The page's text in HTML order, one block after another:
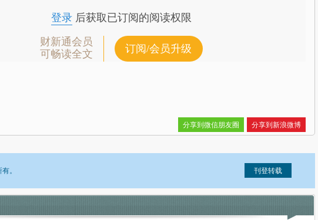
登录后获取已订阅的阅读权限
财新通会员
可畅读全文
订阅/会员升级
分享到新浪微博
分享到微信朋友圈
。
击右侧按钮，提交相关信息。经确认即可刊登转载。